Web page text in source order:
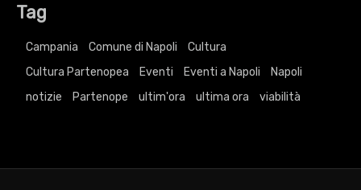
Tag
Campania Comune di Napoli
Cultura
Cultura Partenopea
Eventi Eventi a Napoli
Napoli
notizie
Partenope ultim'ora ultima ora viabilità